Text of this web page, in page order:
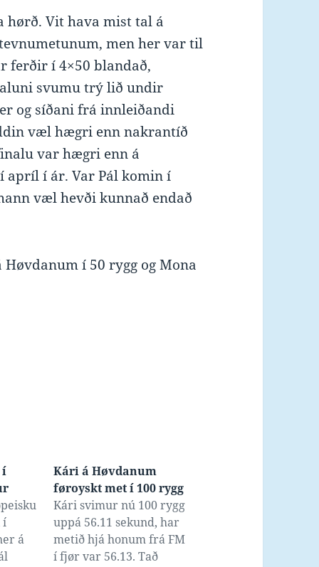
hørð. Vit hava mist tal á
men her var til
ferðir í 4×50 blandað,
svumu trý lið undir
og síðani frá innleiðandi
væl hægri enn nakrantíð
var hægri enn á
apríl í ár. Var Pál komin í
væl hevði kunnað endað
í 50 rygg og Mona
í
í
á
Kári á Høvdanum
føroyskt met í 100 rygg
Kári svimur nú 100 rygg
uppá 56.11 sekund, har
metið hjá honum frá FM
í fjør var 56.13. Tað